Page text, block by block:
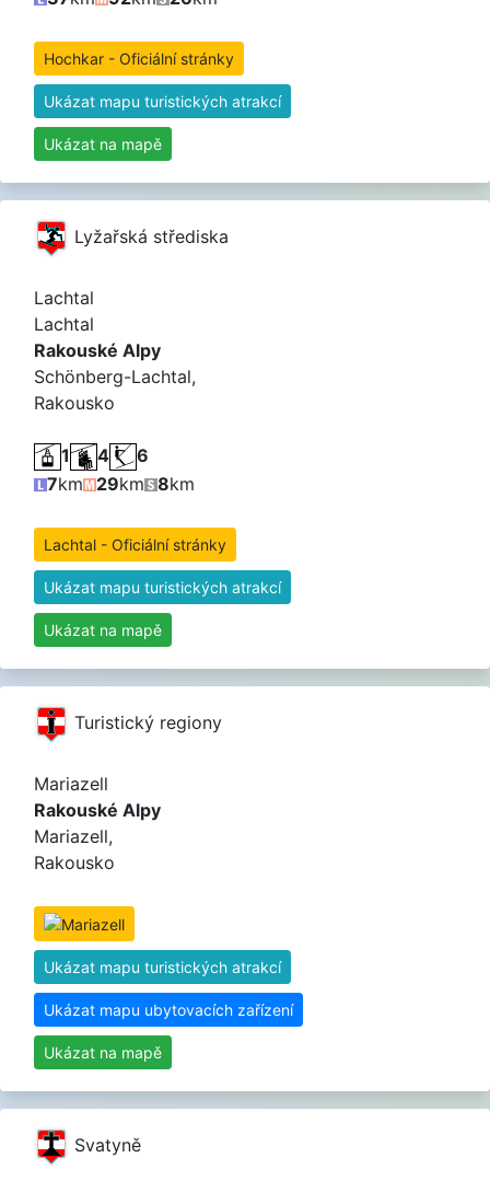
Hochkar - Oficiální stránky
Ukázat mapu turistických atrakcí
Ukázat na mapě
Lyžařská střediska
Lachtal
Lachtal
Rakouské Alpy
Schönberg-Lachtal,
Rakousko
1 4
6
7km 29km 8km
Lachtal - Oficiální stránky
Ukázat mapu turistických atrakcí
Ukázat na mapě
Turistický regiony
Mariazell
Rakouské Alpy
Mariazell,
Rakousko
Ukázat mapu turistických atrakcí
Ukázat mapu ubytovacích zařízení
Ukázat na mapě
Svatyně